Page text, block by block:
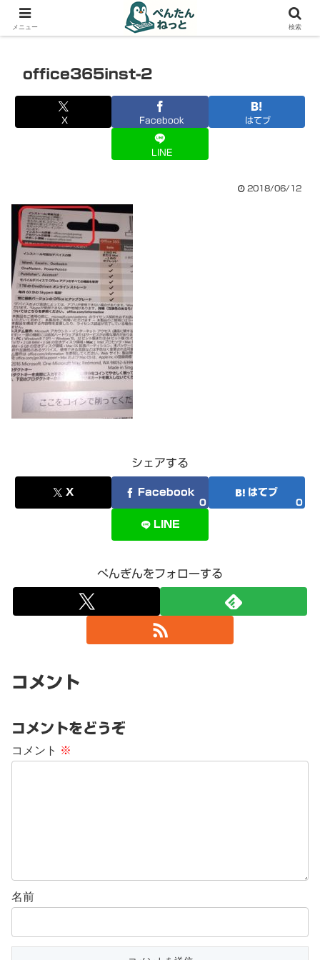
PCやガジェットの備忘録
office365inst-2
X Facebook はてブ
LINE
2018/06/12
シェアする
X Facebook
0
はてブ
0
LINE
ぺんぎんをフォローする
コメント
コメントをどうぞ
コメント ※
名前
メニュー 検索